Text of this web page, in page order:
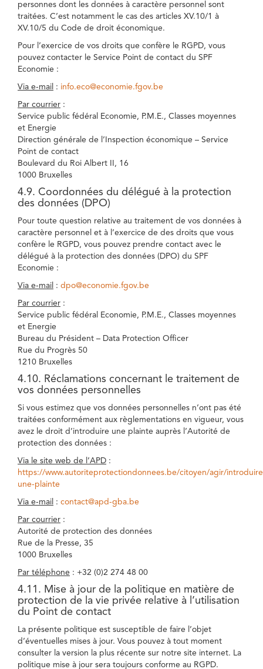
personnes dont les données à caractère personnel sont
traitées. C’est notamment le cas des articles XV.10/1 à
XV.10/5 du Code de droit économique.
Pour l’exercice de vos droits que confère le RGPD, vous
pouvez contacter le Service Point de contact du SPF
Economie :
Via e-mail : info.eco@economie.fgov.be
Par courrier :
Service public fédéral Economie, P.M.E., Classes moyennes
et Energie
Direction générale de l’Inspection économique – Service
Point de contact
Boulevard du Roi Albert II, 16
1000 Bruxelles
4.9. Coordonnées du délégué à la protection
des données (DPO)
Pour toute question relative au traitement de vos données à
caractère personnel et à l’exercice de des droits que vous
confère le RGPD, vous pouvez prendre contact avec le
délégué à la protection des données (DPO) du SPF
Economie :
Via e-mail : dpo@economie.fgov.be
Par courrier :
Service public fédéral Economie, P.M.E., Classes moyennes
et Energie
Bureau du Président – Data Protection Officer
Rue du Progrès 50
1210 Bruxelles
4.10. Réclamations concernant le traitement de
vos données personnelles
Si vous estimez que vos données personnelles n’ont pas été
traitées conformément aux règlementations en vigueur, vous
avez le droit d’introduire une plainte auprès l’Autorité de
protection des données :
Via le site web de l’APD :
https://www.autoriteprotectiondonnees.be/citoyen/agir/
une-plainte
Via e-mail : contact@apd-gba.be
Par courrier :
Autorité de protection des données
Rue de la Presse, 35
1000 Bruxelles
Par téléphone : +32 (0)2 274 48 00
4.11. Mise à jour de la politique en matière de
protection de la vie privée relative à l’utilisation
du Point de contact
La présente politique est susceptible de faire l’objet
d’éventuelles mises à jour. Vous pouvez à tout moment
consulter la version la plus récente sur notre site internet. La
politique mise à jour sera toujours conforme au RGPD.